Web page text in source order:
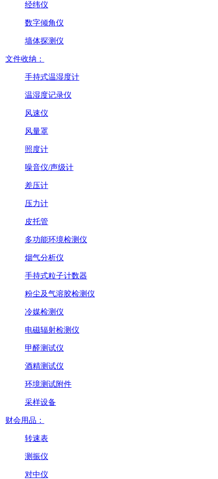
经纬仪
数字倾角仪
墙体探测仪
文件收纳：
手持式温湿度计
温湿度记录仪
风速仪
风量罩
照度计
噪音仪/声级计
差压计
压力计
皮托管
多功能环境检测仪
烟气分析仪
手持式粒子计数器
粉尘及气溶胶检测仪
冷媒检测仪
电磁辐射检测仪
甲醛测试仪
酒精测试仪
环境测试附件
采样设备
财会用品：
转速表
测振仪
对中仪